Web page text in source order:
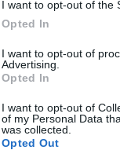
I want to opt-out of the
Opted In
I want to opt-out of
Advertising.
Opted In
I want to opt-out of
of my Personal Data
was collected.
Opted Out